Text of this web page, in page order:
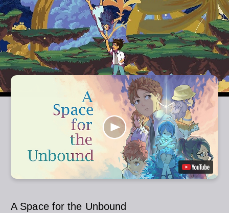
A Space for the Unbound